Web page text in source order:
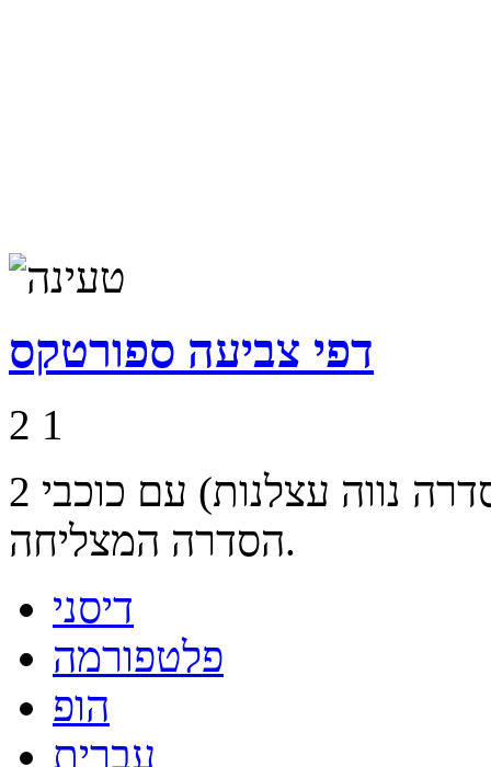
דפי צביעה ספורטקס
2 1
2 דפי צביעה של ספורטקס (הסדרה נווה עצלנות) עם כוכבי
הסדרה המצליחה.
דיסני
פלטפורמה
הופ
עברית